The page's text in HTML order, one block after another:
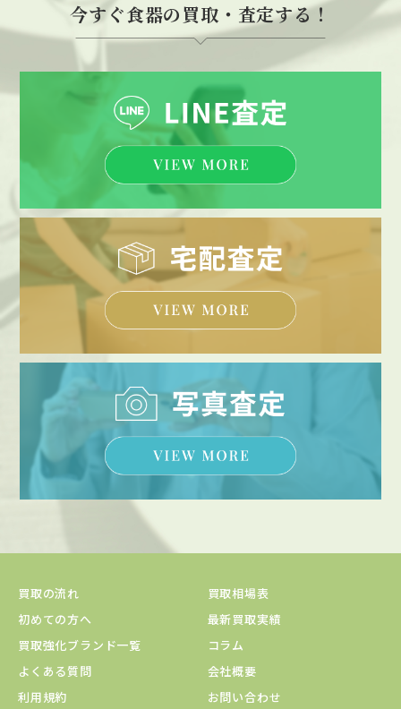
今すぐ食器の買取・査定する！
買取の流れ
買取相場表
初めての方へ
最新買取実績
買取強化ブランド一覧
コラム
よくある質問
会社概要
利用規約
お問い合わせ